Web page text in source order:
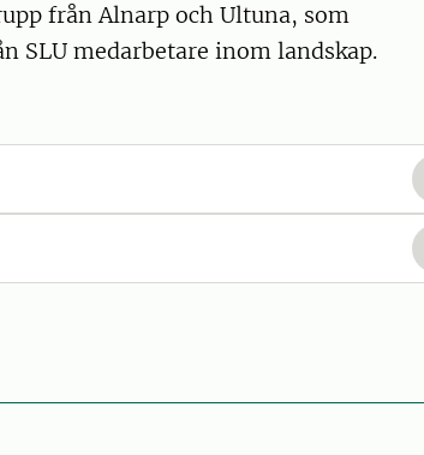
från Alnarp och Ultuna, som
SLU medarbetare inom landskap.